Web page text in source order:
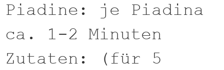
Piadine: je Piadina
ca. 1-2 Minuten
Zutaten: (für 5